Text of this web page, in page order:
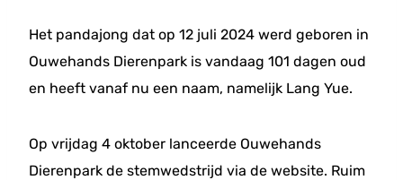
Het pandajong dat op 12 juli 2024 werd geboren in
Ouwehands Dierenpark is vandaag 101 dagen oud
en heeft vanaf nu een naam, namelijk Lang Yue.
Op vrijdag 4 oktober lanceerde Ouwehands
Dierenpark de stemwedstrijd via de website. Ruim